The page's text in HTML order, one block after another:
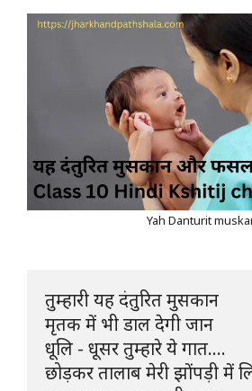
Yah Danturit
तुम्हारी यह दंतुरित मुसकान
मृतक में भी डाल देगी जान
धूलि - धूसर तुम्हारे ये गात....
छोड़कर तालाब मेरी झोंपड़ी में